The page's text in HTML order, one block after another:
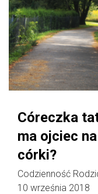
Córeczka
ma ojciec
córki?
Codzienność
10 września 2018